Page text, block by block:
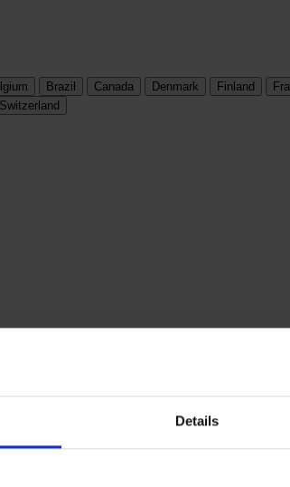
Details
Brazil Canada Denmark Finland
Switzerland